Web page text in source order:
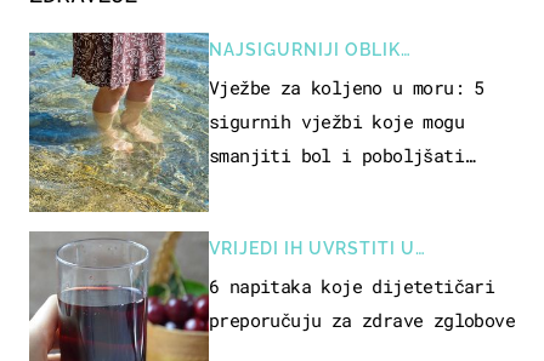
NAJSIGURNIJI OBLIK
REKREACIJE
Vježbe za koljeno u moru: 5
sigurnih vježbi koje mogu
smanjiti bol i poboljšati
VRIJEDI IH UVRSTITI U
PREHRANU
6 napitaka koje dijetetičari
preporučuju za zdrave zglobove